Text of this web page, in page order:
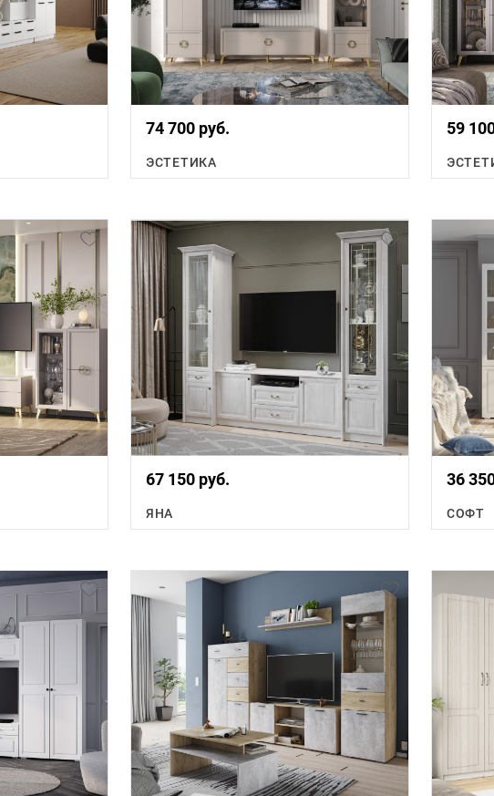
74 700 руб.
ЭСТЕТИКА
59
67 150 руб.
ЯНА
36
СОФТ